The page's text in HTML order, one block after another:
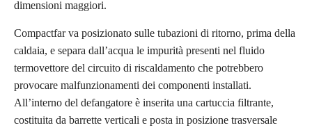
dimensioni maggiori.
Compactfar va posizionato sulle tubazioni di ritorno, prima della
caldaia, e separa dall’acqua le impurità presenti nel fluido
termovettore del circuito di riscaldamento che potrebbero
provocare malfunzionamenti dei componenti installati.
All’interno del defangatore è inserita una cartuccia filtrante,
costituita da barrette verticali e posta in posizione trasversale